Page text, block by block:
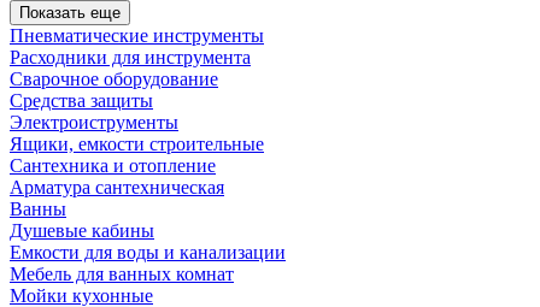
Показать еще
Пневматические инструменты
Расходники для инструмента
Сварочное оборудование
Средства защиты
Электроиструменты
Ящики, емкости строительные
Сантехника и отопление
Арматура сантехническая
Ванны
Душевые кабины
Емкости для воды и канализации
Мебель для ванных комнат
Мойки кухонные